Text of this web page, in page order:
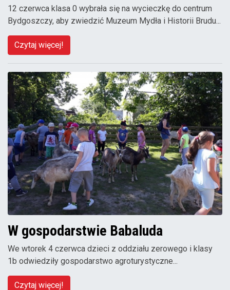
12 czerwca klasa 0 wybrała się na wycieczkę do centrum
Bydgoszczy, aby zwiedzić Muzeum Mydła i Historii Brudu...
Czytaj więcej!
W gospodarstwie Babaluda
We wtorek 4 czerwca dzieci z oddziału zerowego i klasy
1b odwiedziły gospodarstwo agroturystyczne...
Czytaj więcej!